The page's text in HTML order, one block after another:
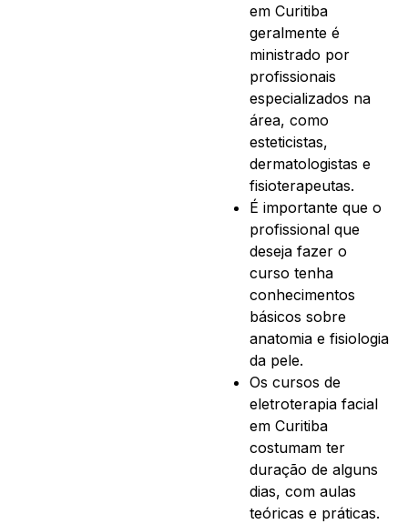
em Curitiba
geralmente é
ministrado por
profissionais
especializados na
área, como
esteticistas,
dermatologistas e
fisioterapeutas.
É importante que o
profissional que
deseja fazer o
curso tenha
conhecimentos
básicos sobre
anatomia e fisiologia
da pele.
Os cursos de
eletroterapia facial
em Curitiba
costumam ter
duração de alguns
dias, com aulas
teóricas e práticas.